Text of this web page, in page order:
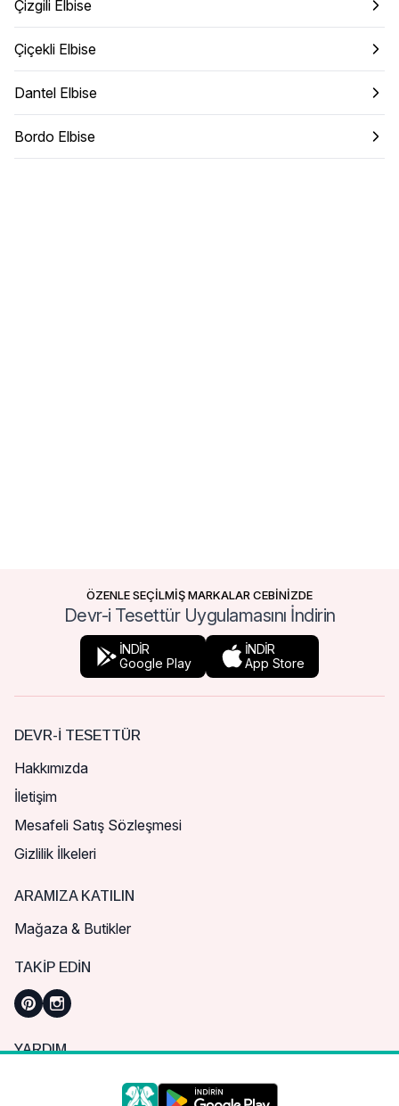
Çizgili Elbise
Çiçekli Elbise
Dantel Elbise
Bordo Elbise
ÖZENLE SEÇİLMİŞ MARKALAR CEBİNİZDE
Devr-i Tesettür Uygulamasını İndirin
İNDİR
Google Play
İNDİR
App Store
DEVR-I TESETTÜR
Hakkımızda
İletişim
Mesafeli Satış Sözleşmesi
Gizlilik İlkeleri
ARAMIZA KATILIN
Mağaza & Butikler
TAKIP EDIN
YARDIM
Sık Sorulan Sorular